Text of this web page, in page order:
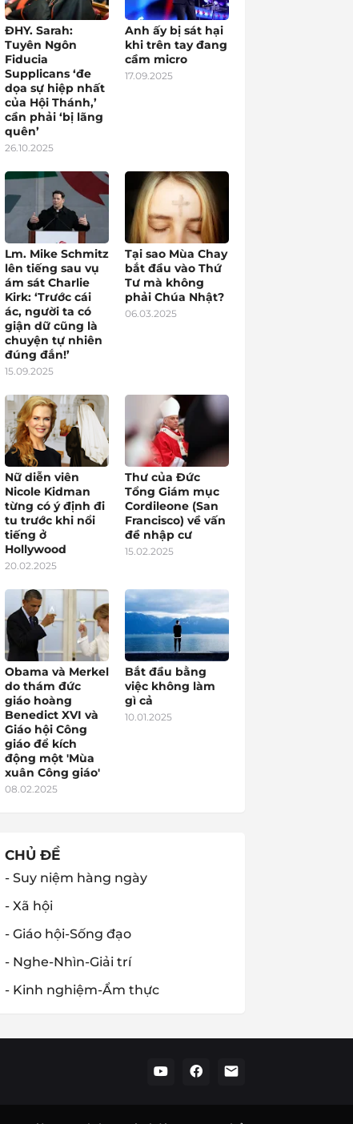
ĐHY. Sarah:
Tuyên Ngôn
Fiducia
Supplicans ‘đe
dọa sự hiệp nhất
của Hội Thánh,’
cần phải ‘bị lãng
quên’
26.10.2025
Anh ấy bị sát hại
khi trên tay đang
cầm micro
17.09.2025
Lm. Mike Schmitz
lên tiếng sau vụ
ám sát Charlie
Kirk: ‘Trước cái
ác, người ta có
giận dữ cũng là
chuyện tự nhiên
đúng đắn!’
15.09.2025
Tại sao Mùa Chay
bắt đầu vào Thứ
Tư mà không
phải Chúa Nhật?
06.03.2025
Nữ diễn viên
Nicole Kidman
từng có ý định đi
tu trước khi nổi
tiếng ở
Hollywood
20.02.2025
Thư của Đức
Tổng Giám mục
Cordileone (San
Francisco) về vấn
đề nhập cư
15.02.2025
Obama và Merkel
do thám đức
giáo hoàng
Benedict XVI và
Giáo hội Công
giáo để kích
động một 'Mùa
xuân Công giáo'
08.02.2025
Bắt đầu bằng
việc không làm
gì cả
10.01.2025
CHỦ ĐỀ
- Suy niệm hàng ngày
- Xã hội
- Giáo hội-Sống đạo
- Nghe-Nhìn-Giải trí
- Kinh nghiệm-Ẩm thực